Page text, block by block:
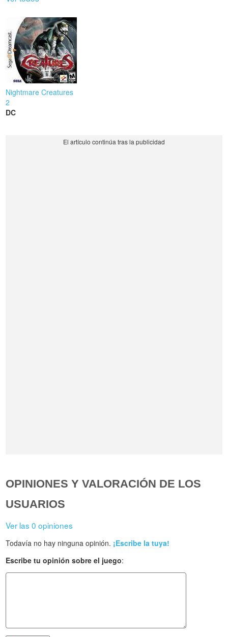
Nightmare Creatures
2
DC
OPINIONES Y VALORACIÓN DE LOS
USUARIOS
Ver las 0 opiniones
Todavía no hay ninguna opinión. ¡Escribe la tuya!
Escribe tu opinión sobre el juego: